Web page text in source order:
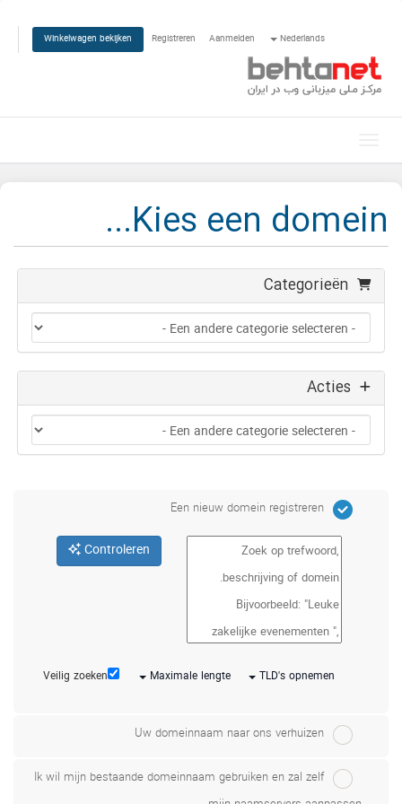
Nederlands
Aanmelden
Registreren
Winkelwagen bekijken
Kies een domein...
Een nieuw domein registreren
Controleren
TLD's opnemen
Maximale lengte
Veilig zoeken
Uw domeinnaam naar ons verhuizen
Ik wil mijn bestaande domeinnaam gebruiken en zal zelf